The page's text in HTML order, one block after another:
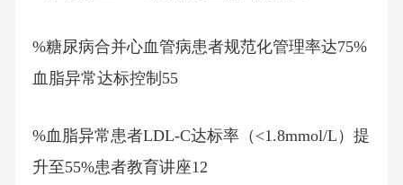
%糖尿病合并心血管病患者规范化管理率达75%
血脂异常达标控制55
%血脂异常患者LDL-C达标率（<1.8mmol/L）提
升至55%患者教育讲座12